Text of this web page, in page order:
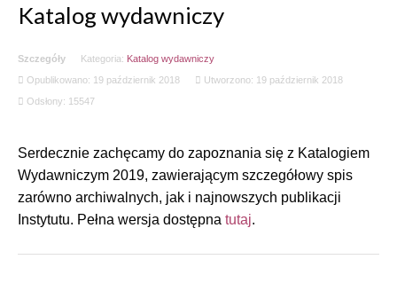
Katalog wydawniczy
Szczegóły Kategoria: Katalog wydawniczy
Opublikowano: 19 październik 2018
Utworzono: 19 październik 2018
Odsłony: 15547
Serdecznie zachęcamy do zapoznania się z Katalogiem
Wydawniczym 2019, zawierającym szczegółowy spis
zarówno archiwalnych, jak i najnowszych publikacji
Instytutu. Pełna wersja dostępna tutaj.